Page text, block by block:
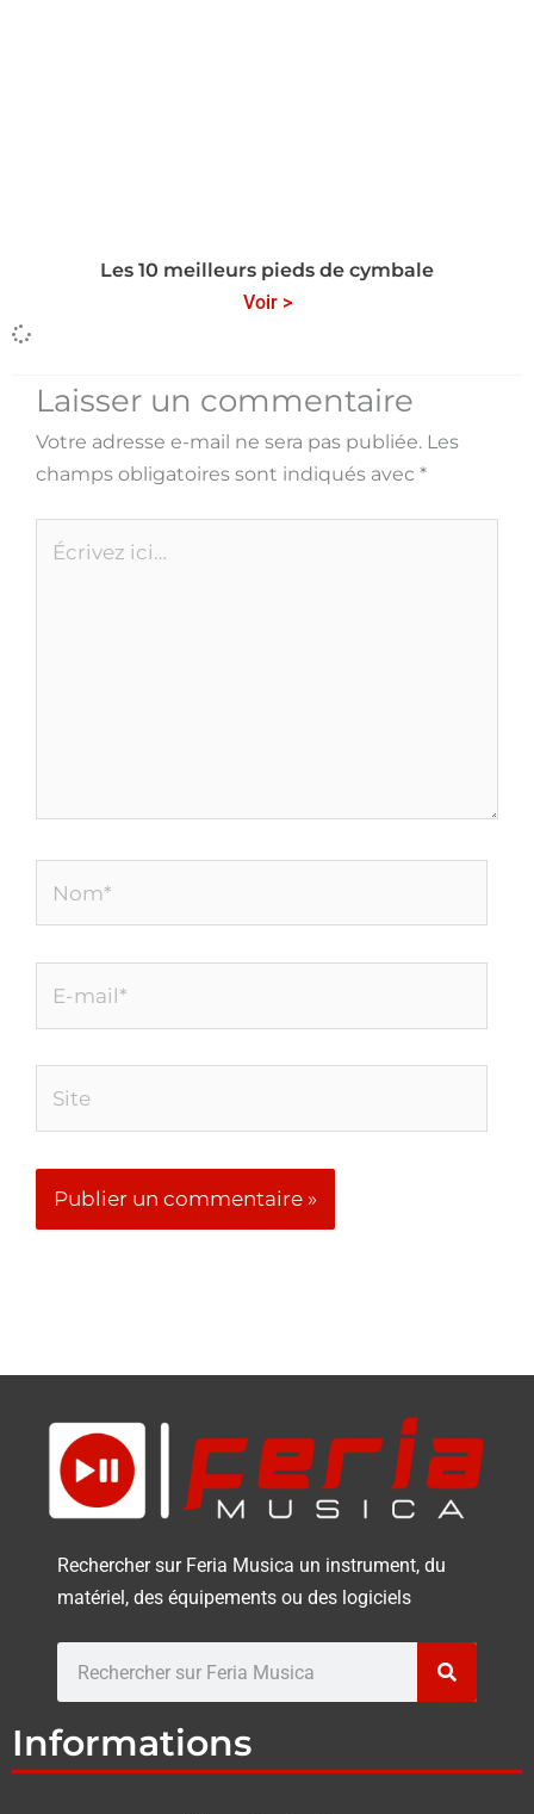
Les 10 meilleurs pieds de cymbale
Voir >
Laisser un commentaire
Votre adresse e-mail ne sera pas publiée. Les
champs obligatoires sont indiqués avec *
ici…
mail*
Rechercher sur Feria Musica un instrument, du
matériel, des équipements ou des logiciels
Informations